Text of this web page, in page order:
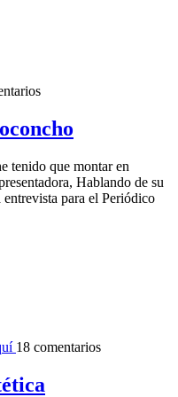
tenido que montar en
Hablando de su
para el Periódico
18 comentarios